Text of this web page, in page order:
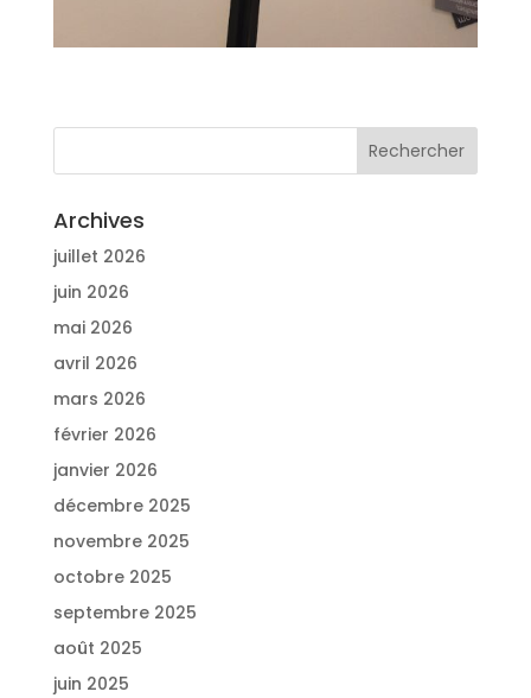
Archives
juillet 2026
juin 2026
mai 2026
avril 2026
mars 2026
février 2026
janvier 2026
décembre 2025
novembre 2025
octobre 2025
septembre 2025
août 2025
juin 2025